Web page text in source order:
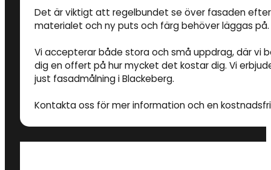
Det är viktigt att regelbundet se över fasaden
materialet och ny puts och färg behöver läggas på.
Vi accepterar både stora och små uppdrag, där vi
dig en offert på hur mycket det kostar dig. Vi
just fasadmålning i Blackeberg.
Kontakta oss för mer information och en